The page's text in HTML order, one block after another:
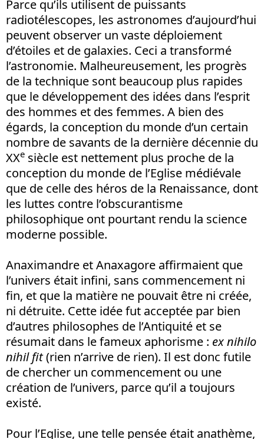
Parce qu’ils utilisent de puissants
radiotélescopes, les astronomes d’aujourd’hui
peuvent observer un vaste déploiement
d’étoiles et de galaxies. Ceci a transformé
l’astronomie. Malheureusement, les progrès
de la technique sont beaucoup plus rapides
que le développement des idées dans l’esprit
des hommes et des femmes. A bien des
égards, la conception du monde d’un certain
nombre de savants de la dernière décennie du
XXe siècle est nettement plus proche de la
conception du monde de l’Eglise médiévale
que de celle des héros de la Renaissance, dont
les luttes contre l’obscurantisme
philosophique ont pourtant rendu la science
moderne possible.
Anaximandre et Anaxagore affirmaient que
l’univers était infini, sans commencement ni
fin, et que la matière ne pouvait être ni créée,
ni détruite. Cette idée fut acceptée par bien
d’autres philosophes de l’Antiquité et se
résumait dans le fameux aphorisme : ex nihilo
nihil fit(rien n’arrive de rien). Il est donc futile
de chercher un commencement ou une
création de l’univers, parce qu’il a toujours
existé.
Pour l’Eglise, une telle pensée était anathème,